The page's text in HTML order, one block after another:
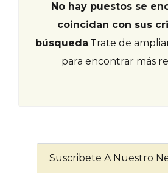
No hay puestos se
coincidan con sus
búsqueda.Trate de
para encontrar más
Suscribete A Nuestro